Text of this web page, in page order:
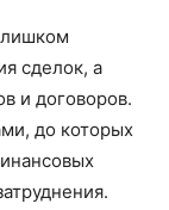
сделок, а
и договоров.
до которых